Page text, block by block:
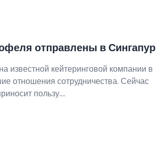
отправлены в Сингапур
известной кейтеринговой компании в
отношения сотрудничества. Сейчас
пользу....